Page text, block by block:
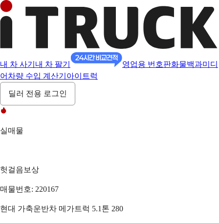
내 차 사기 내 차 팔기 영업용 번호판화물백과미디
어 차량 수입 계산기 아이트럭
딜러 전용 로그인
실매물
헛걸음보상
매물번호: 220167
현대 가축운반차 메가트럭 5.1톤 280